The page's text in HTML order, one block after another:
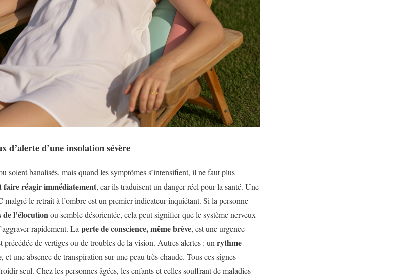
d’alerte d’une insolation sévère
soient banalisés, mais quand les symptômes s’intensifient, il ne faut plus
faire réagir immédiatement, car ils traduisent un danger réel pour la santé. Une
malgré le retrait à l’ombre est un premier indicateur inquiétant. Si la personne
l’élocutionou semble désorientée, cela peut signifier que le système nerveux
rapidement. La perte de conscience, même brève, est une urgence
de vertiges ou de troubles de la vision. Autres alertes : un rythme
, et une absence de transpiration sur une peau très chaude. Tous ces signes
seul. Chez les personnes âgées, les enfants et celles souffrant de maladies